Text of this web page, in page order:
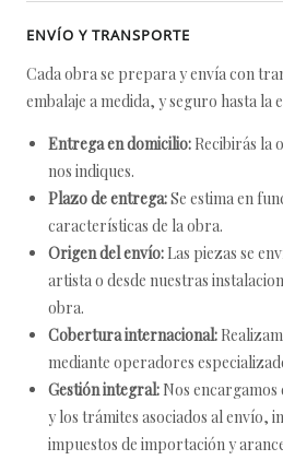
ENVÍO Y TRANSPORTE
Cada obra se prepara y envía con
embalaje a medida, y seguro hasta la
Entrega en domicilio: Recibirás la
nos indiques.
Plazo de entrega:Se estima en
características de la obra.
Origen del envío: Las piezas se
artista o desde nuestras
obra.
Cobertura internacional:
mediante operadores
Gestión integral: Nos
y los trámites asociados al envío,
impuestos de importación y